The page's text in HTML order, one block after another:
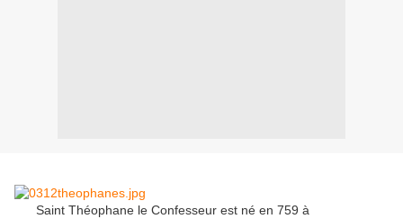
Saint Théophane le Confesseur est né en 759 à